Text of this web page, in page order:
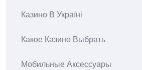
Казино В Україні
Какое Казино Выбрать
Мобильные Аксессуары